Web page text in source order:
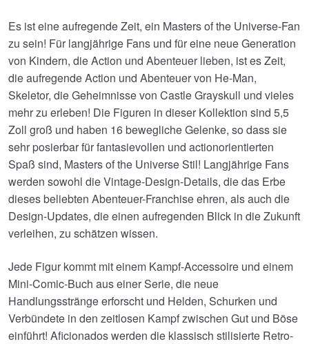
Es ist eine aufregende Zeit, ein Masters of the Universe-Fan
zu sein! Für langjährige Fans und für eine neue Generation
von Kindern, die Action und Abenteuer lieben, ist es Zeit,
die aufregende Action und Abenteuer von He-Man,
Skeletor, die Geheimnisse von Castle Grayskull und vieles
mehr zu erleben! Die Figuren in dieser Kollektion sind 5,5
Zoll groß und haben 16 bewegliche Gelenke, so dass sie
sehr posierbar für fantasievollen und actionorientierten
Spaß sind, Masters of the Universe Stil! Langjährige Fans
werden sowohl die Vintage-Design-Details, die das Erbe
dieses beliebten Abenteuer-Franchise ehren, als auch die
Design-Updates, die einen aufregenden Blick in die Zukunft
verleihen, zu schätzen wissen.
Jede Figur kommt mit einem Kampf-Accessoire und einem
Mini-Comic-Buch aus einer Serie, die neue
Handlungsstränge erforscht und Helden, Schurken und
Verbündete in den zeitlosen Kampf zwischen Gut und Böse
einführt! Aficionados werden die klassisch stilisierte Retro-